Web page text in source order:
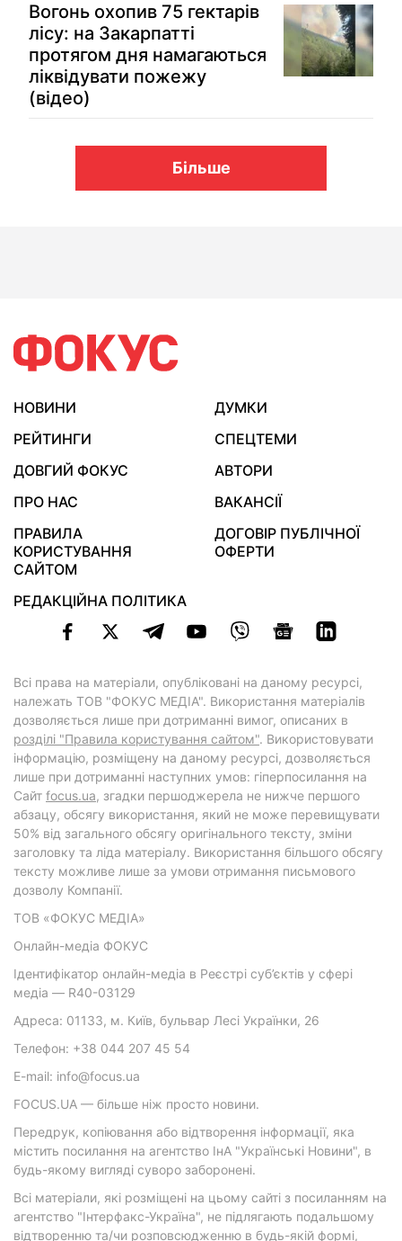
Вогонь охопив 75 гектарів
лісу: на Закарпатті
протягом дня намагаються
ліквідувати пожежу
(відео)
Більше
НОВИНИ
ДУМКИ
РЕЙТИНГИ
СПЕЦТЕМИ
ДОВГИЙ ФОКУС
АВТОРИ
ПРО НАС
ВАКАНСІЇ
ПРАВИЛА
КОРИСТУВАННЯ
САЙТОМ
ДОГОВІР ПУБЛІЧНОЇ
ОФЕРТИ
РЕДАКЦІЙНА ПОЛІТИКА
Всі права на матеріали, опубліковані на даному ресурсі,
належать ТОВ "ФОКУС МЕДІА". Використання матеріалів
дозволяється лише при дотриманні вимог, описаних в
розділі "Правила користування сайтом". Використовувати
інформацію, розміщену на даному ресурсі, дозволяється
лише при дотриманні наступних умов: гіперпосилання на
Cайт focus.ua, згадки першоджерела не нижче першого
абзацу, обсягу використання, який не може перевищувати
50% від загального обсягу оригінального тексту, зміни
заголовку та ліда матеріалу. Використання більшого обсягу
тексту можливе лише за умови отримання письмового
дозволу Компанії.
ТОВ «ФОКУС МЕДІА»
Онлайн-медіа ФОКУС
Ідентифікатор онлайн-медіа в Реєстрі суб’єктів у сфері
медіа — R40-03129
Адреса: 01133, м. Київ, бульвар Лесі Українки, 26
Телефон: +38 044 207 45 54
E-mail: info@focus.ua
FOCUS.UA — більше ніж просто новини.
Передрук, копіювання або відтворення інформації, яка
містить посилання на агентство ІнА "Українські Новини", в
будь-якому вигляді суворо заборонені.
Всі матеріали, які розміщені на цьому сайті з посиланням на
агентство "Інтерфакс-Україна", не підлягають подальшому
відтворенню та/чи розповсюдженню в будь-якій формі,